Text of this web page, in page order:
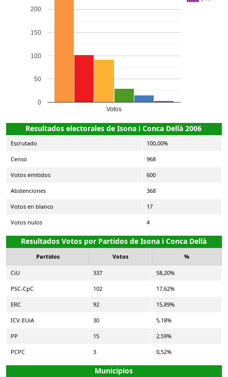
Votos
0
50
100
150
200
Resultados electorales de Isona i Conca Dellà 2006
Escrutado 100,00%
Censo 968
Votos emitidos 600
Abstenciones 368
Votos en blanco 17
Votos nulos 4
Resultados Votos por Partidos de Isona i Conca Dellà
Partidos Votos %
CiU 337 58,20%
PSC-CpC 102 17,62%
ERC 92 15,89%
ICV-EUiA 30 5,18%
PP 15 2,59%
PCPC 3 0,52%
Municipios